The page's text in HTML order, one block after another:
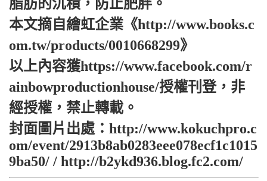
脂肪的沉積，防止肥胖。
本文摘自繪虹企業《http://www.books.c
om.tw/products/0010668299》
以上內容獲https://www.facebook.com/r
ainbowproductionhouse/授權刊登，非
經授權，禁止轉載。
封面圖片出處：http://www.kokuchpro.c
om/event/2913b8ab0283eee078ecf1c1015
9ba50/ / http://b2ykd936.blog.fc2.com/